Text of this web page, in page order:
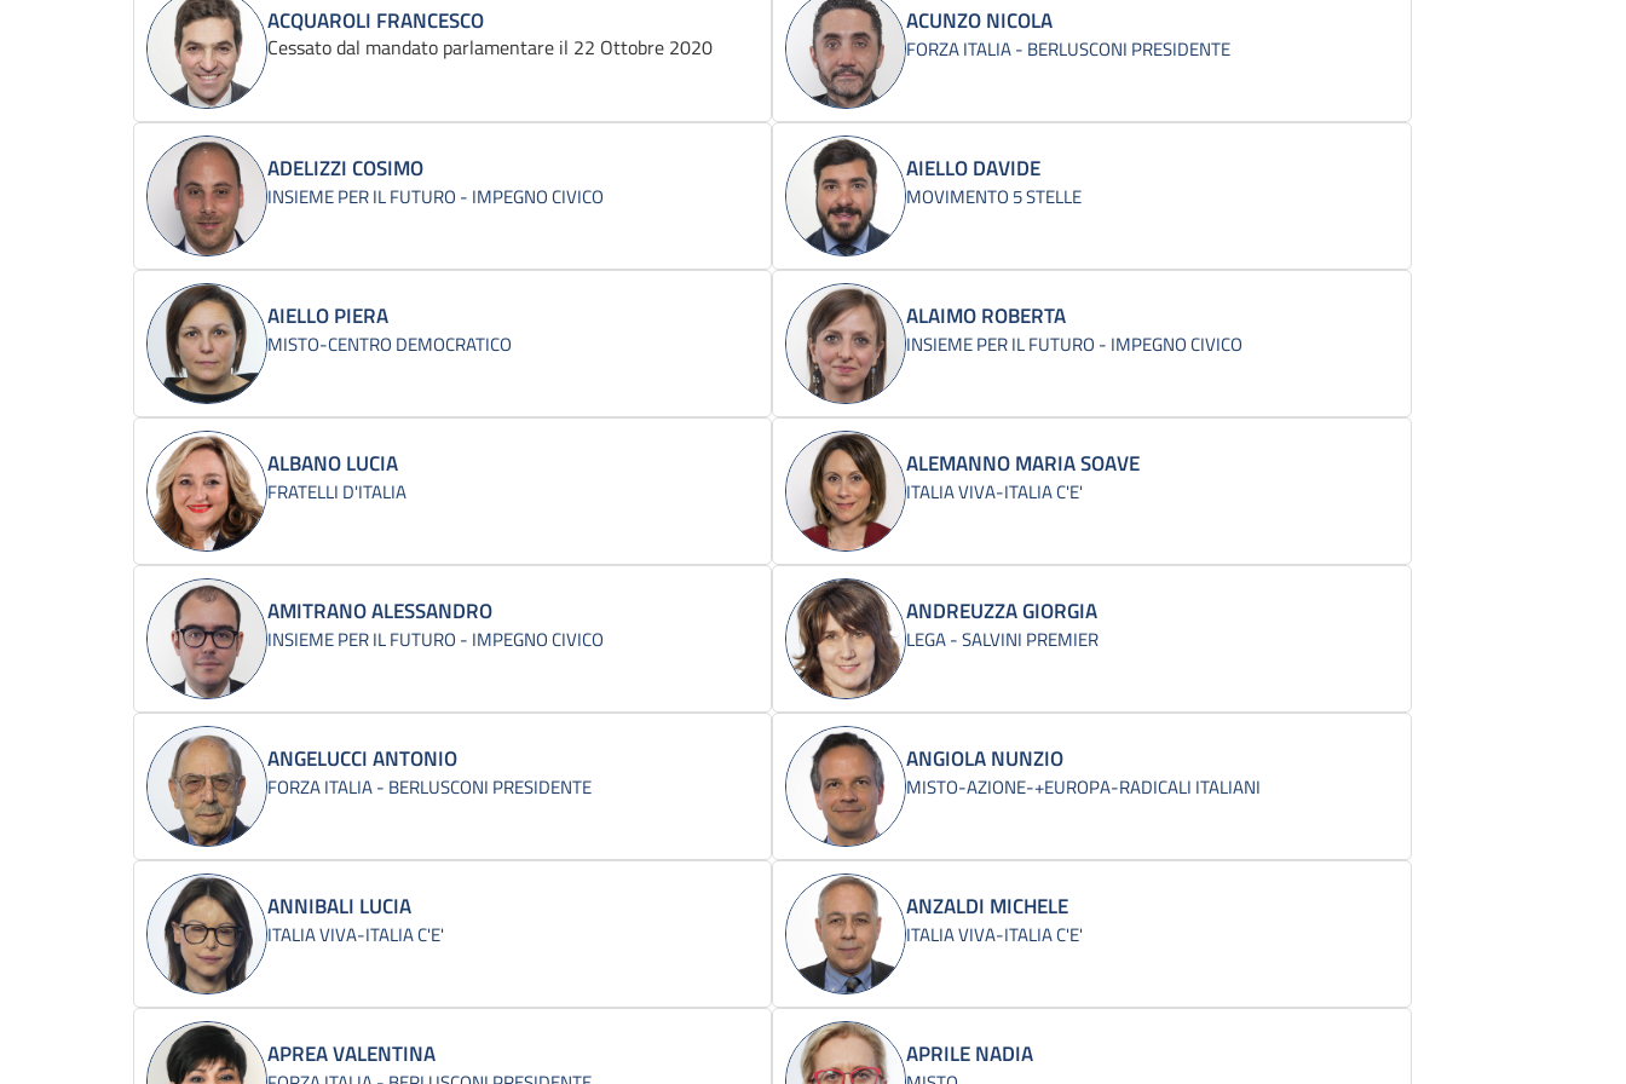
ACQUAROLI FRANCESCO
Cessato dal mandato parlamentare il 22 Ottobre 2020
ACUNZO NICOLA
FORZA ITALIA - BERLUSCONI PRESIDENTE
ADELIZZI COSIMO
INSIEME PER IL FUTURO - IMPEGNO CIVICO
AIELLO DAVIDE
MOVIMENTO 5 STELLE
AIELLO PIERA
MISTO-CENTRO DEMOCRATICO
ALAIMO ROBERTA
INSIEME PER IL FUTURO - IMPEGNO CIVICO
ALBANO LUCIA
FRATELLI D'ITALIA
ALEMANNO MARIA SOAVE
ITALIA VIVA-ITALIA C'E'
AMITRANO ALESSANDRO
INSIEME PER IL FUTURO - IMPEGNO CIVICO
ANDREUZZA GIORGIA
LEGA - SALVINI PREMIER
ANGELUCCI ANTONIO
FORZA ITALIA - BERLUSCONI PRESIDENTE
ANGIOLA NUNZIO
MISTO-AZIONE-+EUROPA-RADICALI ITALIANI
ANNIBALI LUCIA
ITALIA VIVA-ITALIA C'E'
ANZALDI MICHELE
ITALIA VIVA-ITALIA C'E'
APREA VALENTINA APRILE NADIA